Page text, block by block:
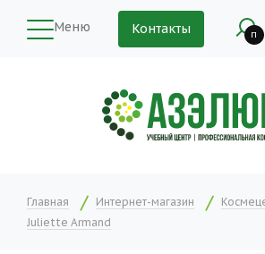
Меню Контакты П
Главная Интернет-магазин
Juliette Armand